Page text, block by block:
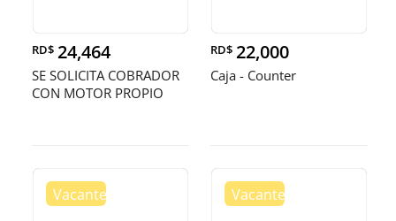
RD$ 24,464
SE SOLICITA COBRADOR
CON MOTOR PROPIO
RD$ 22,000
Caja - Counter